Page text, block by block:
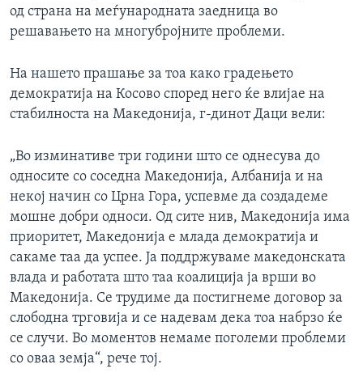
од страна на меѓународната заедница во
решавањето на многубројните проблеми.
На нашето прашање за тоа како градењето
демократија на Косово според него ќе влијае на
стабилноста на Македонија, г-динот Даци вели:
„Во изминативе три години што се однесува до
односите со соседна Македонија, Албанија и на
некој начин со Црна Гора, успевме да создадеме
мошне добри односи. Од сите нив, Македонија има
приоритет, Македонија е млада демократија и
сакаме таа да успее. Ја поддржуваме македонската
влада и работата што таа коалиција ја врши во
Македонија. Се трудиме да постигнеме договор за
слободна трговија и се надевам дека тоа набрзо ќе
се случи. Во моментов немаме поголеми проблеми
со оваа земја“, рече тој.